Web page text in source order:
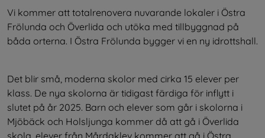
Vi kommer att totalrenovera nuvarande lokaler i Östra
Frölunda och Överlida och utöka med tillbyggnad på
båda orterna. I Östra Frölunda bygger vi en ny idrottshall.
Det blir små, moderna skolor med cirka 15 elever per
klass. De nya skolorna är tidigast färdiga för inflytt i
slutet på år 2025. Barn och elever som går i skolorna i
Mjöbäck och Holsljunga kommer då att gå i Överlida
skola, elever från Mårdaklev kommer att gå i Östra